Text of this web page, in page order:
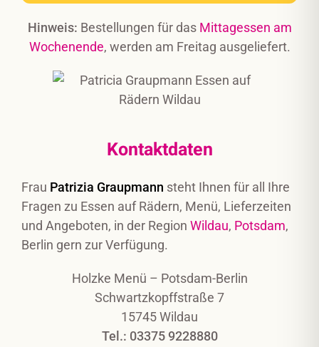
Hinweis: Bestellungen für das Mittagessen am
Wochenende, werden am Freitag ausgeliefert.
Kontaktdaten
Frau Patrizia Graupmann steht Ihnen für all Ihre
Fragen zu Essen auf Rädern, Menü, Lieferzeiten
und Angeboten, in der Region Wildau, Potsdam,
Berlin gern zur Verfügung.
Holzke Menü – Potsdam-Berlin
Schwartzkopffstraße 7
15745 Wildau
Tel.: 03375 9228880